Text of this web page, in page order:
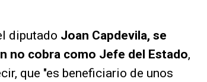
diputado Joan Capdevila, se
no cobra como Jefe del Estado,
que "es beneficiario de unos